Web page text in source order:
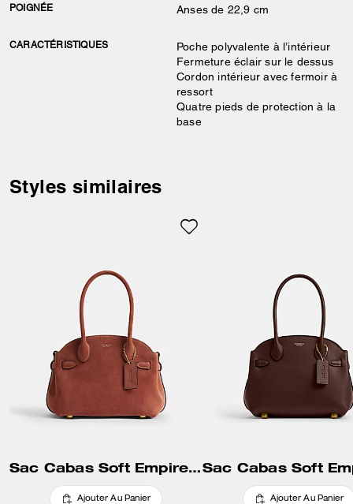
POIGNÉE Anses de 22,9 cm
CARACTÉRISTIQUES
Poche polyvalente à l’intérieur
Fermeture éclair sur le dessus
Cordon intérieur avec fermoir à
ressort
Quatre pieds de protection à la
base
Styles similaires
Sac Cabas Soft Empire 21
Ajouter Au Panier Ajouter Au Panier